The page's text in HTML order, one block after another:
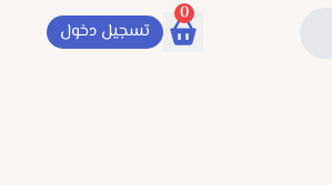
0
تسجيل دخول